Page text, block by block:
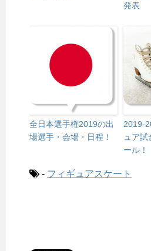
発表
全日本選手権2019の出
場選手・会場・日程！
2019-
ュア試
ール！
- フィギュアスケート